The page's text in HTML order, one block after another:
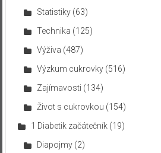
Statistiky(63)
Technika (125)
Výživa (487)
Výzkum cukrovky(516)
Zajímavosti (134)
Život s cukrovkou (154)
1 Diabetik začátečník(19)
Diapojmy(2)